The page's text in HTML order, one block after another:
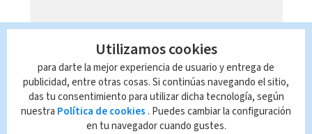
Utilizamos cookies
para darte la mejor experiencia de usuario y entrega de
publicidad, entre otras cosas. Si continúas navegando el sitio,
das tu consentimiento para utilizar dicha tecnología, según
nuestra Política de cookies . Puedes cambiar la configuración
en tu navegador cuando gustes.